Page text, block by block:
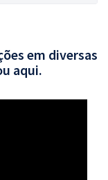
em diversas
aqui.